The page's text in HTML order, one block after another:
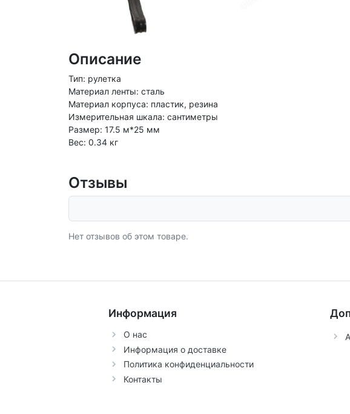
Описание
Тип: рулетка
Материал ленты: сталь
Материал корпуса: пластик, резина
Измерительная шкала: сантиметры
Размер: 17.5 м*25 мм
Вес: 0.34 кг
Отзывы
Нет отзывов об этом товаре.
Информация
О нас
Информация о доставке
Политика конфиденциальности
Контакты